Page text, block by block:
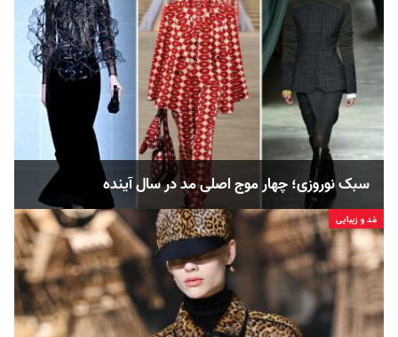
سبک نوروزی؛ چهار موج اصلی مد در سال آینده
مُد و زیبایی